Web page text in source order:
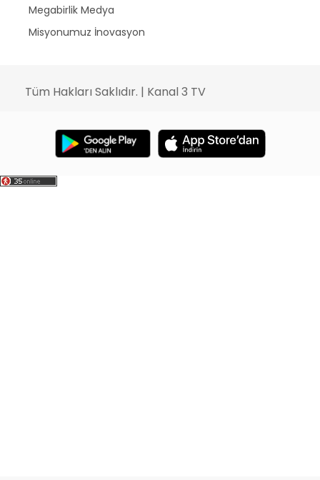
Megabirlik Medya
Misyonumuz İnovasyon
Tüm Hakları Saklıdır. | Kanal 3 TV